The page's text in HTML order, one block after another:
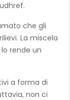
che gli
La miscela
rende un
a forma di
non ci